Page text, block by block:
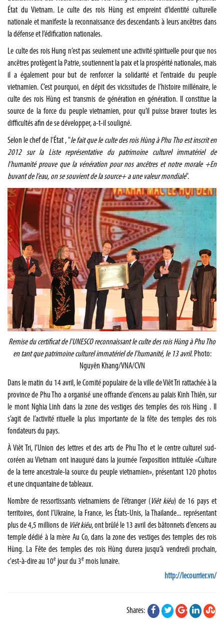
État du Vietnam. Le culte des rois Hùng est empreint d’identité culturelle
nationale et manifeste la reconnaissance des descendants à leurs ancêtres dans
la défense et l’édification nationales.
Le culte des rois Hung n’est pas seulement une activité spirituelle pour que nos
ancêtres protègent la Patrie, soutiennent la paix et la prospérité nationales, mais
il a également pour but de renforcer la solidarité et l’entraide du peuple
vietnamien. C’est pourquoi, en dépit des vicissitudes de l’histoire millénaire, le
culte des rois Hùng est transmis de génération en génération. Il constitue la
source de la force du peuple vietnamien, pour qu’il puisse braver toutes les
difficultés afin de se développer, a-t-il souligné.
Selon le chef de l’État , "le fait que le culte des rois Hùng à Phu Tho est inscrit en
2012 sur la Liste représentative du patrimoine culturel immatériel de
l’humanité prouve que la vénération pour nos ancêtres et notre morale +En
buvant de l’eau, on se souvient de la source+ a une valeur mondiale".
Remise du certificat de l’UNESCO reconnaissant le culte des rois Hùng à Phu Tho
en tant que patrimoine culturel immatériel de l’humanité, le 13 avril.Photo:
Nguyên Khang/VNA/CVN
Dans le matin du 14 avril, le Comité populaire de la ville de Viêt Tri rattachée à la
province de Phu Tho a organisé une offrande d’encens au palais Kinh Thiên, sur
le mont Nghia Linh dans la zone des vestiges des temples des rois Hùng . Il
s’agit de l’activité rituelle la plus importante de la fête des temples des rois
fondateurs du pays.
À Viêt Tri, l’Union des lettres et des arts de Phu Tho et le centre culturel sud-
coréen au Vietnam ont inauguré dans la journée l’exposition intitulée «Culture
de la terre ancestrale-la source du peuple vietnamien», présentant 120 photos
et une cinquantaine de tableaux.
Nombre de ressortissants vietnamiens de l’étranger (Viêt kiêu) de 16 pays et
territoires, dont l’Ukraine, la France, les États-Unis, la Thailande... représentant
plus de 4,5 millions de Viêt kiêu, ont brûlé le 13 avril des bâtonnets d’encens au
temple dédié à la mère Au Co, dans la zone des vestiges des temples des rois
Hùng. La Fête des temples des rois Hùng durera jusqu’à vendredi prochain,
c'est-à-dire au 10e jour du 3e mois lunaire.
http://lecourrier.vn/
Shares: